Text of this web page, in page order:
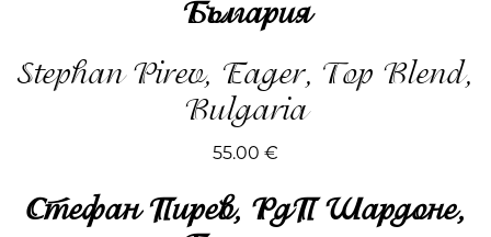
България
Stephan Pirev, Eager, Top Blend,
Bulgaria
55.00 €
Стефан Пирев, РдП Шардоне,